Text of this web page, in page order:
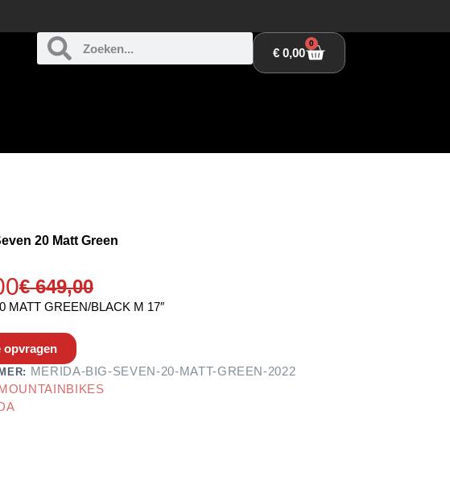
€0,00
0
20 Matt Green
€649,00
MATT GREEN/BLACK M 17″
opvragen
MERIDA-BIG-SEVEN-20-MATT-GREEN-2022